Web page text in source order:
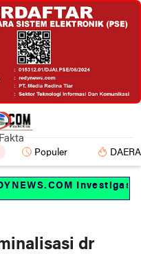
Populer
Investigasi
dr